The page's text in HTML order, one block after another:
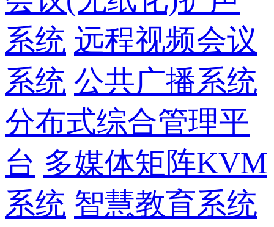
系统 远程视频会议
系统 公共广播系统
分布式综合管理平
台 多媒体矩阵KVM
系统 智慧教育系统